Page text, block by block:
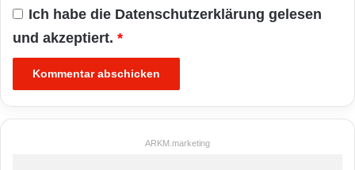
Ich habe die Datenschutzerklärung gelesen
und akzeptiert. *
ARKM.marketing